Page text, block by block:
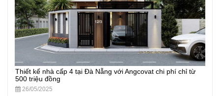
Thiết kế nhà cấp 4 tại Đà Nẵng với Angcovat chi phí chỉ từ
500 triệu đồng
26/05/2025